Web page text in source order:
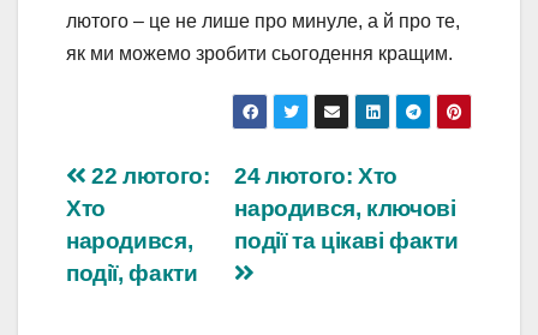
лютого – це не лише про минуле, а й про те,
як ми можемо зробити сьогодення кращим.
Навігація
записів
24 лютого: Хто
народився, ключові
події та цікаві факти
22 лютого:
Хто
народився,
події, факти